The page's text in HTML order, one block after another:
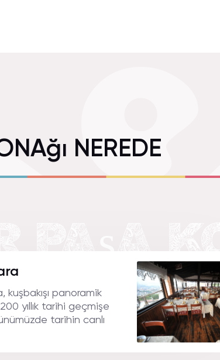
NEREDE
kuşbakışı panoramik
yıllık tarihi geçmişe
tarihin canlı